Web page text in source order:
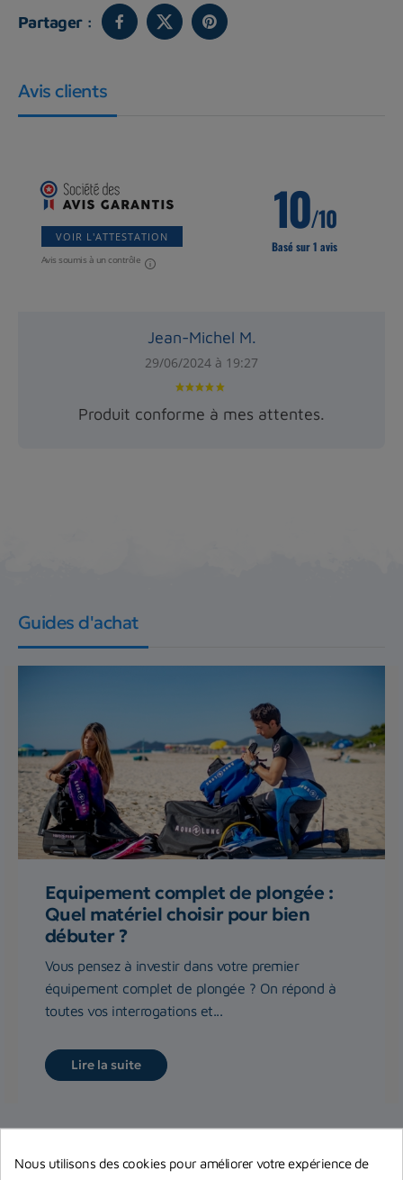
Partager :
Avis clients
VOIR L'ATTESTATION
Avis soumis à un contrôle
10/10
Basé sur 1 avis
Jean-Michel M.
29/06/2024 à 19:27
Produit conforme à mes attentes.
Guides d'achat
Equipement complet de plongée :
Quel matériel choisir pour bien
débuter ?
Vous pensez à investir dans votre premier
équipement complet de plongée ? On répond à
toutes vos interrogations et...
Lire la suite
Nous utilisons des cookies pour améliorer votre expérience de